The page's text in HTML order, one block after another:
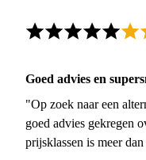
Goed advies en
"Op zoek naar een
goed advies gekregen
prijsklassen is meer